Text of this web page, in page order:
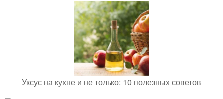
Уксус на кухне и не только: 10 полезных советов